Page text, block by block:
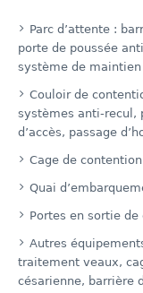
Parc d’attente :
porte de poussée
système de
Couloir de
systèmes anti-recul,
d’accès, passage
Cage de
Quai
Portes en sortie
Autres
traitement veaux,
césarienne, barrière